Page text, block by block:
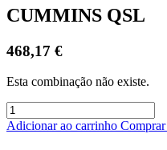
CUMMINS QSL
468,17 €
Esta combinação não existe.
Adicionar ao carrinho Comprar